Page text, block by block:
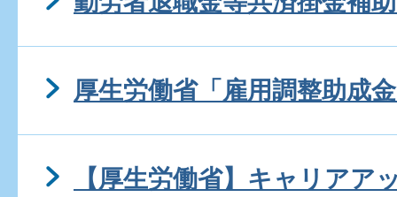
厚生労働省「雇用調整助成
【厚生労働省】キャリアア